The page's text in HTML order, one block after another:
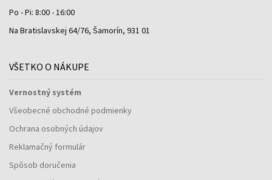
Po - Pi: 8:00 - 16:00
Na Bratislavskej 64/76, Šamorín, 931 01
VŠETKO O NÁKUPE
Vernostný systém
Všeobecné obchodné podmienky
Ochrana osobných údajov
Reklamačný formulár
Spôsob doručenia